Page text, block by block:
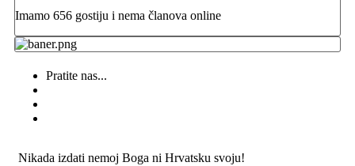
Imamo 656 gostiju i nema članova online
Pratite nas...
Nikada izdati nemoj Boga ni Hrvatsku svoju!